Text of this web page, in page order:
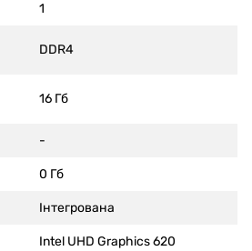
1
DDR4
16 Гб
-
0 Гб
Інтегрована
Intel UHD Graphics 620